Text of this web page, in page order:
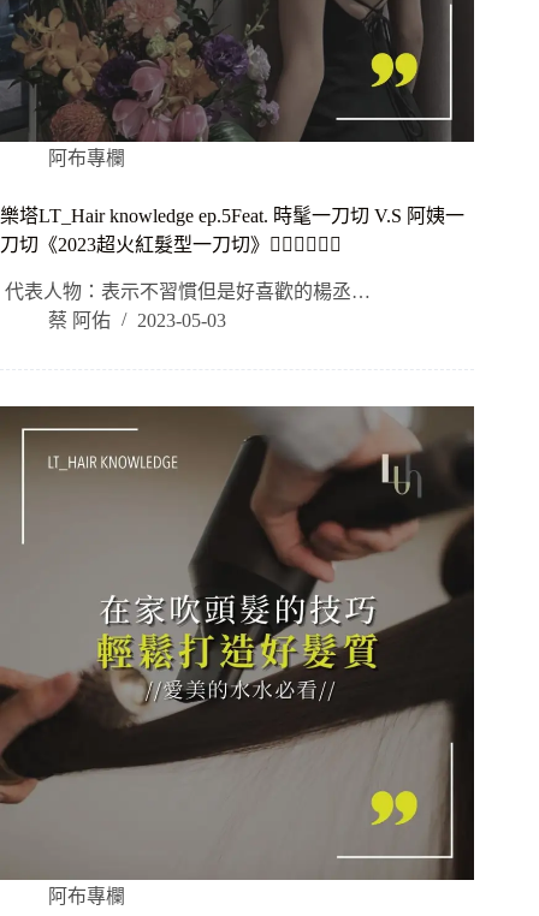
阿布專欄
樂塔LT_Hair knowledge ep.5Feat. 時髦一刀切 V.S 阿姨一
刀切《2023超火紅髮型一刀切》❤️‍🔥❤️‍🔥❤️‍🔥
​ 代表人物：表示不習慣但是好喜歡的楊丞…
蔡 阿佑
2023-05-03
阿布專欄